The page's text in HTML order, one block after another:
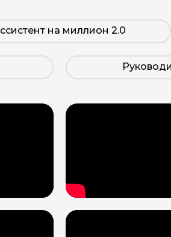
на миллион 2.0